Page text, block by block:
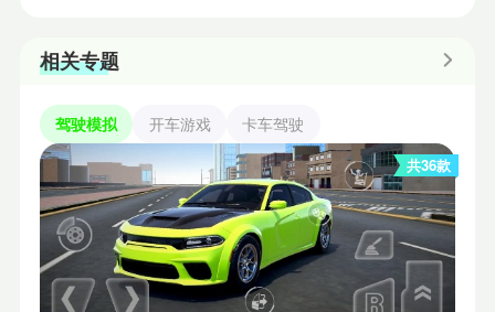
相关专题
驾驶模拟 开车游戏 卡车驾驶
共36款